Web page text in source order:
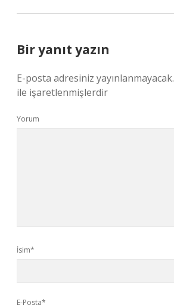
Bir yanıt yazın
E-posta adresiniz yayınlanmayacak.
ile işaretlenmişlerdir
Yorum
İsim*
E-Posta*